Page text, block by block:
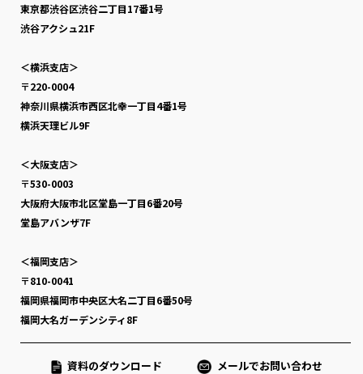
東京都渋谷区渋谷二丁目17番1号
渋谷アクシュ21F
＜横浜支店＞
〒220-0004
神奈川県横浜市西区北幸一丁目4番1号
横浜天理ビル9F
＜大阪支店＞
〒530-0003
大阪府大阪市北区堂島一丁目6番20号
堂島アバンザ7F
＜福岡支店＞
〒810-0041
福岡県福岡市中央区大名二丁目6番50号
福岡大名ガーデンシティ8F
資料のダウンロード
メールでお問い合わせ